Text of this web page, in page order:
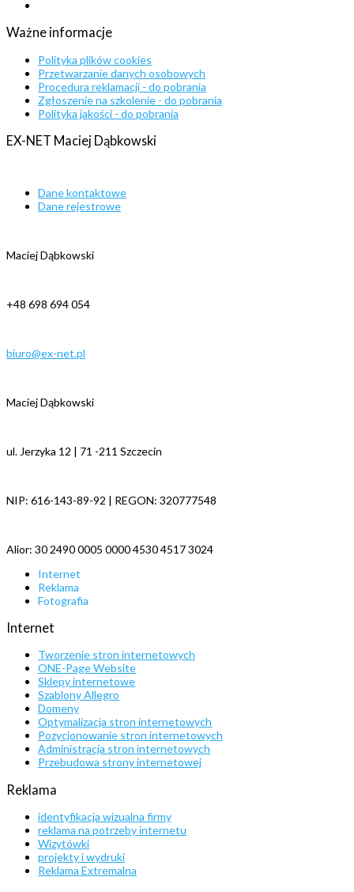
Ważne informacje
Polityka plików cookies
Przetwarzanie danych osobowych
Procedura reklamacji - do pobrania
Zgłoszenie na szkolenie - do pobrania
Polityka jakości - do pobrania
EX-NET Maciej Dąbkowski
Dane kontaktowe
Dane rejestrowe
Maciej Dąbkowski
+48 698 694 054
biuro@ex-net.pl
Maciej Dąbkowski
ul. Jerzyka 12 | 71 -211 Szczecin
NIP: 616-143-89-92 | REGON: 320777548
Alior: 30 2490 0005 0000 4530 4517 3024
Internet
Reklama
Fotografia
Internet
Tworzenie stron internetowych
ONE-Page Website
Sklepy internetowe
Szablony Allegro
Domeny
Optymalizacja stron internetowych
Pozycjonowanie stron internetowych
Administracja stron internetowych
Przebudowa strony internetowej
Reklama
identyfikacja wizualna firmy
reklama na potrzeby internetu
Wizytówki
projekty i wydruki
Reklama Extremalna